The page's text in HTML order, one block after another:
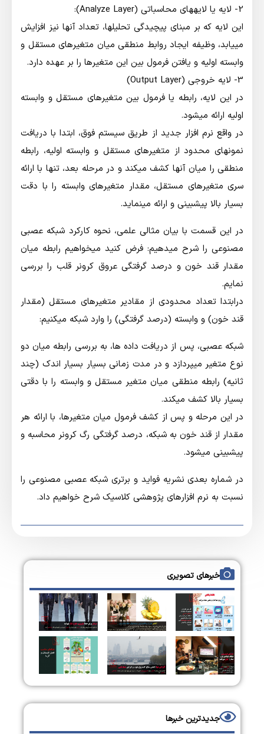
2- لايه يا لايههاي محاسباتي (Analyze Layer):
اين لايه كه بر مبناي پيچيدگي تحليلها، تعداد آنها نيز افزايش
مييابد، وظيفه ايجاد روابط منطقي ميان متغيرهاي مستقل و
وابسته اوليه و يافتن فرمول بين اين متغيرها را بر عهده دارد.
3- لايه خروجي (Output Layer)
در اين لايه، رابطه يا فرمول بين متغيرهاي مستقل و وابسته
اوليه ارائه ميشود.
در واقع نرم افزار جديد از طريق سيستم فوق، ابتدا با دريافت
نمونهاي محدود از متغيرهاي مستقل و وابسته اوليه، رابطه
منطقي را ميان آنها كشف ميكند و در مرحله بعد، تنها با ارائه
سري متغيرهاي مستقل، مقدار متغيرهاي وابسته را با دقت
بسيار بالا پيشبيني و ارائه مينمايد.
در اين قسمت با بيان مثالي علمي، نحوه كاركرد شبكه عصبي
مصنوعي را شرح ميدهيم: فرض كنيد ميخواهيم رابطه ميان
مقدار قند خون و درصد گرفتگي عروق كرونر قلب را بررسي
نمايم.
درابتدا تعداد محدودي از مقادير متغيرهاي مستقل (مقدار
قند خون) و وابسته (درصد گرفتگي) را وارد شبكه ميكنيم:
شبكه عصبي، پس از دريافت داده ها، به بررسي رابطه ميان دو
نوع متغير ميپردازد و در مدت زماني بسيار بسيار اندك (چند
ثانيه) رابطه منطقي ميان متغير مستقل و وابسته را با دقتي
بسيار بالا كشف ميكند.
در اين مرحله و پس از كشف فرمول ميان متغيرها، با ارائه هر
مقدار از قند خون به شبكه، درصد گرفتگي رگ كرونر محاسبه و
پيشبيني ميشود.
در شماره بعدي نشريه فوايد و برتري شبكه عصبي مصنوعي را
نسبت به نرم افزارهاي پژوهشي كلاسيك شرح خواهيم داد.
خبرهای تصویری
جدیدترین خبرها